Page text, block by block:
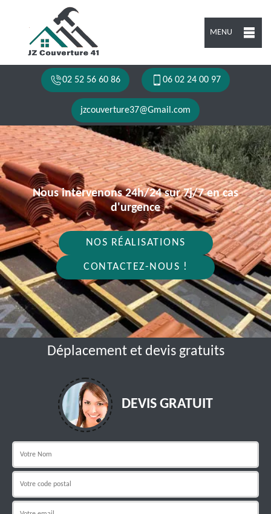
MENU
02 52 56 60 86 06 02 24 00 97
jzcouverture37@Gmail.com
Nous intervenons 24h/24 sur 7j/7 en cas
d'urgence
NOS RÉALISATIONS
CONTACTEZ-NOUS !
Déplacement et devis gratuits
DEVIS GRATUIT